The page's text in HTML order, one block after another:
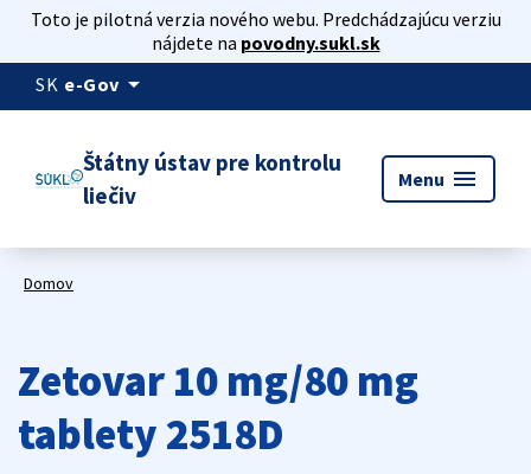
Toto je pilotná verzia nového webu. Predchádzajúcu verziu
nájdete na povodny.sukl.sk
SK e-Gov arrow_drop_down
Štátny ústav pre kontrolu
liečiv
Menu menu
Domov
Zetovar 10 mg/80 mg
tablety 2518D